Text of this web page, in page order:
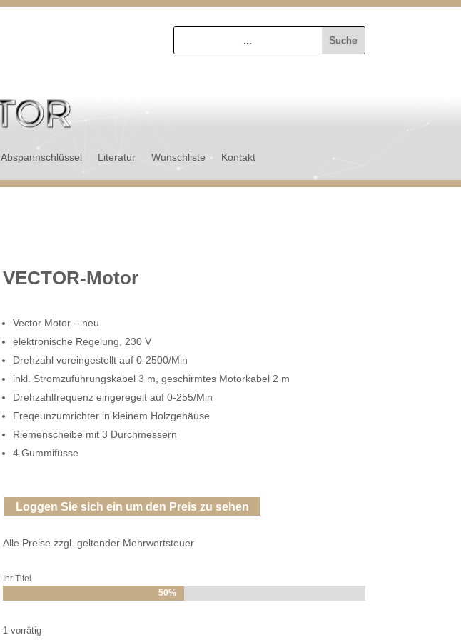
Abspannschlüssel Literatur Wunschliste Kontakt
VECTOR-Motor
Vector Motor – neu
elektronische Regelung, 230 V
Drehzahl voreingestellt auf 0-2500/Min
inkl. Stromzuführungskabel 3 m, geschirmtes Motorkabel 2 m
Drehzahlfrequenz eingeregelt auf 0-255/Min
Freqeunzumrichter in kleinem Holzgehäuse
Riemenscheibe mit 3 Durchmessern
4 Gummifüsse
Loggen Sie sich ein um den Preis zu sehen
Alle Preise zzgl. geltender Mehrwertsteuer
Ihr Titel
50%
50%
1 vorrätig